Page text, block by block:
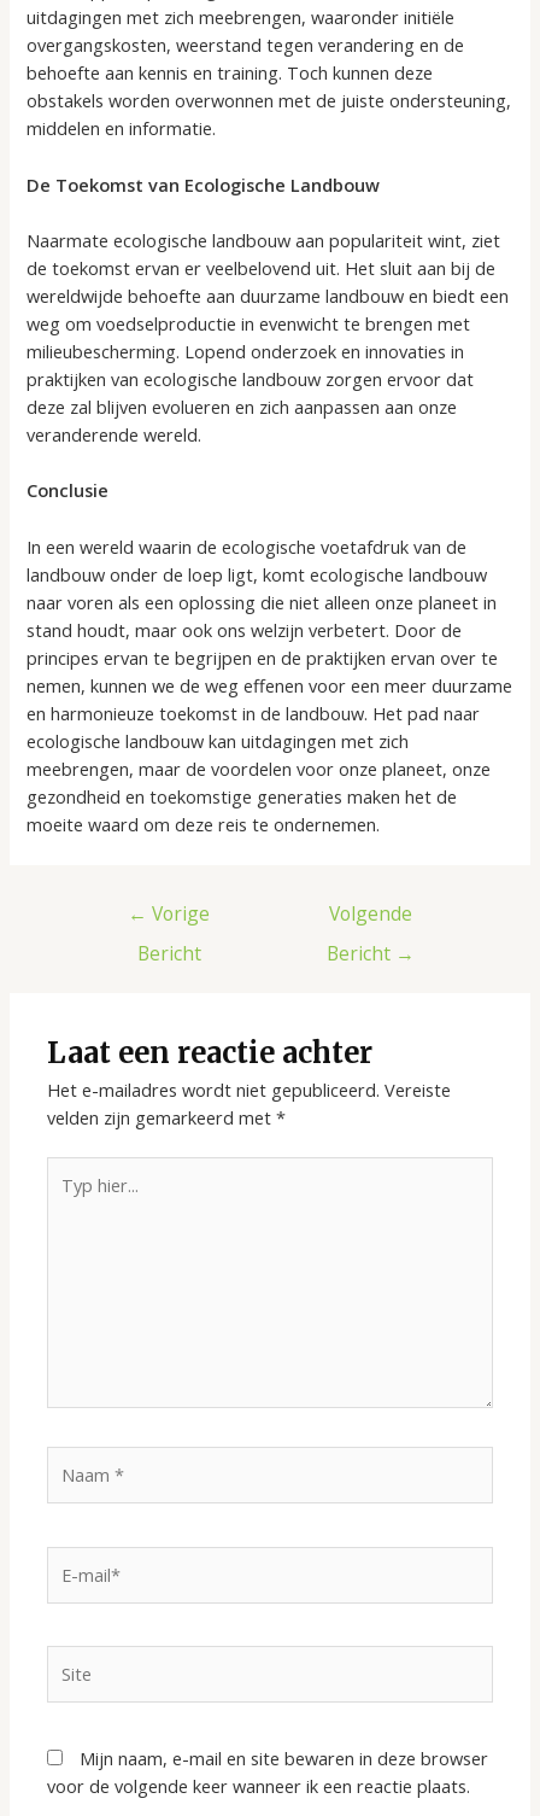
uitdagingen met zich meebrengen, waaronder initiële
overgangskosten, weerstand tegen verandering en de
behoefte aan kennis en training. Toch kunnen deze
obstakels worden overwonnen met de juiste ondersteuning,
middelen en informatie.
De Toekomst van Ecologische Landbouw
Naarmate ecologische landbouw aan populariteit wint, ziet
de toekomst ervan er veelbelovend uit. Het sluit aan bij de
wereldwijde behoefte aan duurzame landbouw en biedt een
weg om voedselproductie in evenwicht te brengen met
milieubescherming. Lopend onderzoek en innovaties in
praktijken van ecologische landbouw zorgen ervoor dat
deze zal blijven evolueren en zich aanpassen aan onze
veranderende wereld.
Conclusie
In een wereld waarin de ecologische voetafdruk van de
landbouw onder de loep ligt, komt ecologische landbouw
naar voren als een oplossing die niet alleen onze planeet in
stand houdt, maar ook ons welzijn verbetert. Door de
principes ervan te begrijpen en de praktijken ervan over te
nemen, kunnen we de weg effenen voor een meer duurzame
en harmonieuze toekomst in de landbouw. Het pad naar
ecologische landbouw kan uitdagingen met zich
meebrengen, maar de voordelen voor onze planeet, onze
gezondheid en toekomstige generaties maken het de
moeite waard om deze reis te ondernemen.
Berichtnavigatie
← Vorige
Bericht
Volgende
Bericht →
Laat een reactie achter
Het e-mailadres wordt niet gepubliceerd. Vereiste
velden zijn gemarkeerd met*
hier...
mail*
Mijn naam, e-mail en site bewaren in deze browser
voor de volgende keer wanneer ik een reactie plaats.